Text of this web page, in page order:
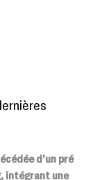
d’un pré
intégrant une